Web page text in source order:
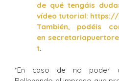
de qué tengáis
vídeo tutorial: https://
También, podéis
en
t.
*En caso de no poder